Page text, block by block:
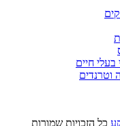
חיים
וטרנדים
כל הזכויות שמורות